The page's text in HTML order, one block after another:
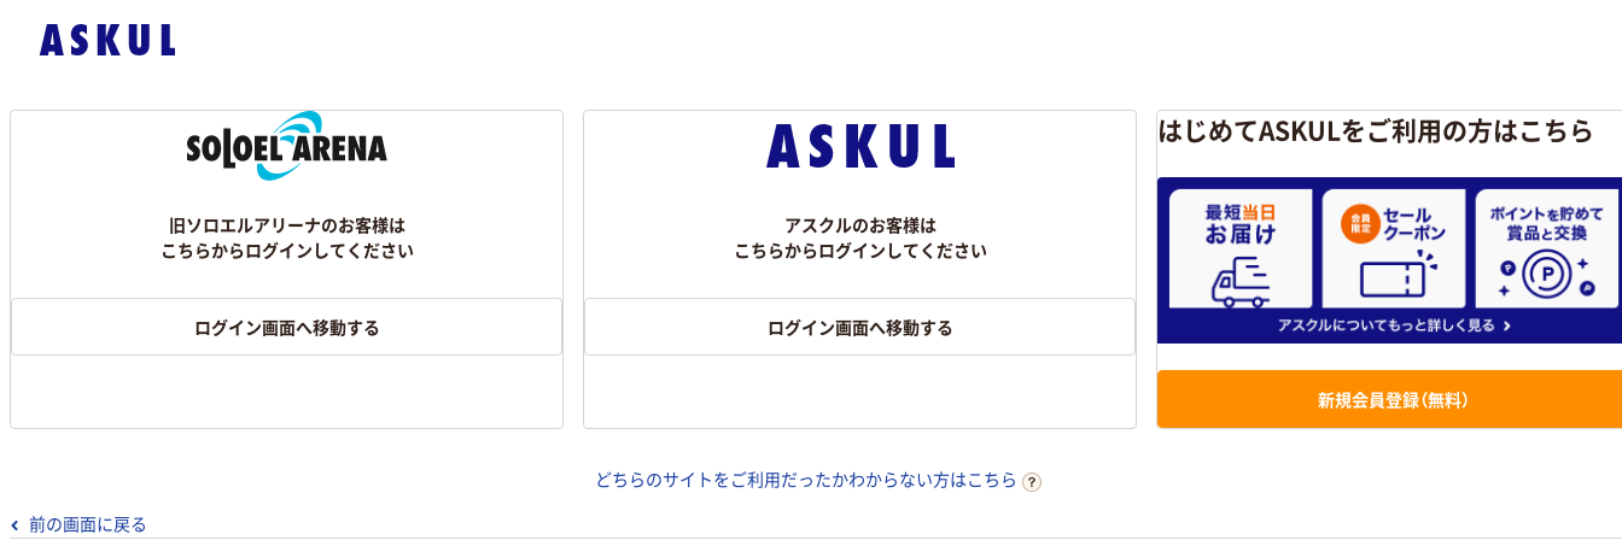
旧ソロエルアリーナのお客様は
こちらからログインしてください
ログイン画面へ移動する
アスクルのお客様は
こちらからログインしてください
ログイン画面へ移動する
はじめてASKULをご利用の方はこちら
新規会員登録（無料）
どちらのサイトをご利用だったかわからない方はこちら
前の画面に戻る